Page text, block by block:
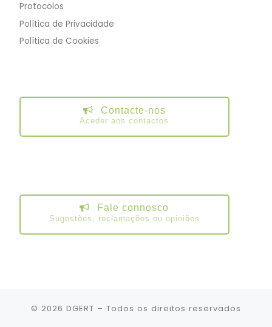
Protocolos
Política de Privacidade
Política de Cookies
Contacte-nos
Aceder aos contactos
Fale connosco
Sugestões, reclamações ou opiniões
© 2026 DGERT – Todos os direitos reservados